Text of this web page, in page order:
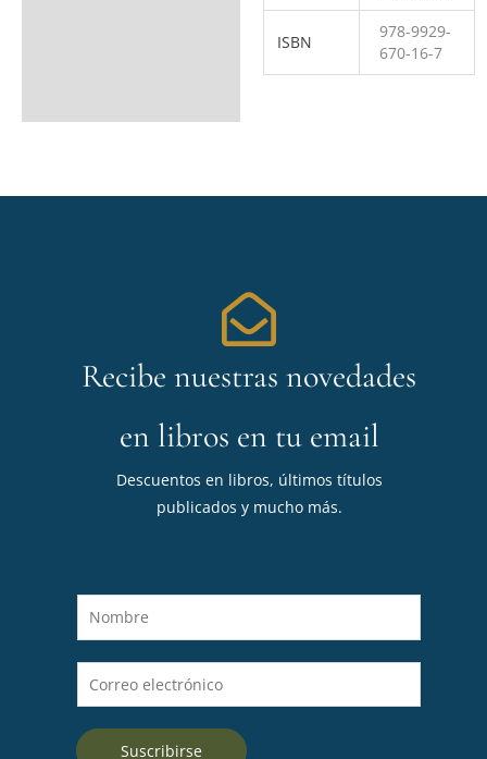
ISBN
978-9929-
670-16-7
Recibe nuestras novedades
en libros en tu email
Descuentos en libros, últimos títulos
publicados y mucho más.
o
m
e
o
Suscribirse